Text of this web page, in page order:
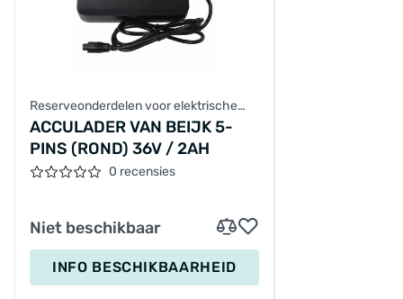
Reserveonderdelen voor elektrische
fietsen
ACCULADER VAN BEIJK 5-
PINS (ROND) 36V / 2AH
0 recensies
Niet beschikbaar
INFO BESCHIKBAARHEID